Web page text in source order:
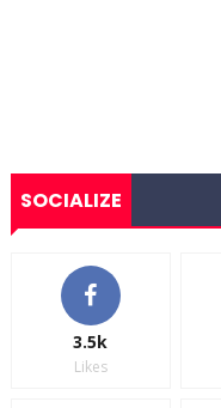
SOCIALIZE
3.5k
Likes